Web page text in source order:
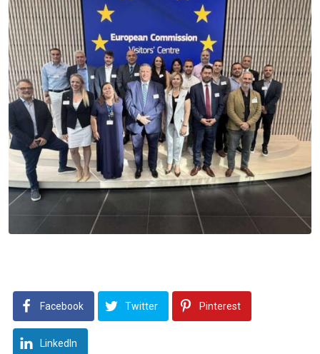
Facebook Twitter Pinterest
LinkedIn